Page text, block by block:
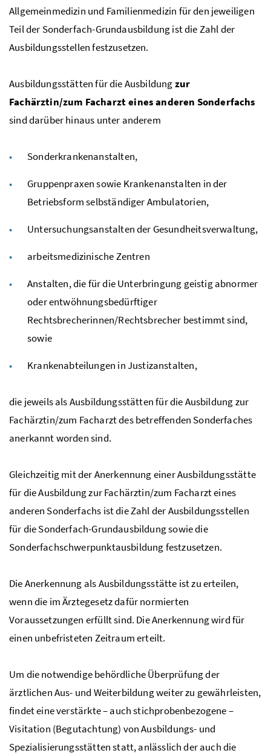
Allgemeinmedizin und Familienmedizin für den jeweiligen
Teil der Sonderfach-Grundausbildung ist die Zahl der
Ausbildungsstellen festzusetzen.
Ausbildungsstätten für die Ausbildungzur
Fachärztin/zum Facharzt eines anderen Sonderfachs
sind darüber hinaus unter anderem
Sonderkrankenanstalten,
Gruppenpraxen sowie Krankenanstalten in der
Betriebsform selbständiger Ambulatorien,
Untersuchungsanstalten der Gesundheitsverwaltung,
arbeitsmedizinische Zentren
Anstalten, die für die Unterbringung geistig abnormer
oder entwöhnungsbedürftiger
Rechtsbrecherinnen/Rechtsbrecher bestimmt sind,
sowie
Krankenabteilungen in Justizanstalten,
die jeweils als Ausbildungsstätten für die Ausbildung zur
Fachärztin/zum Facharzt des betreffenden Sonderfaches
anerkannt worden sind.
Gleichzeitig mit der Anerkennung einer Ausbildungsstätte
für die Ausbildung zur Fachärztin/zum Facharzt eines
anderen Sonderfachs ist die Zahl der Ausbildungsstellen
für die Sonderfach-Grundausbildung sowie die
Sonderfachschwerpunktausbildung festzusetzen.
Die Anerkennung als Ausbildungsstätte ist zu erteilen,
wenn die im Ärztegesetz dafür normierten
Voraussetzungen erfüllt sind. Die Anerkennung wird für
einen unbefristeten Zeitraum erteilt.
Um die notwendige behördliche Überprüfung der
ärztlichen Aus- und Weiterbildung weiter zu gewährleisten,
findet eine verstärkte – auch stichprobenbezogene –
Visitation (Begutachtung) von Ausbildungs- und
Spezialisierungsstätten statt, anlässlich der auch die